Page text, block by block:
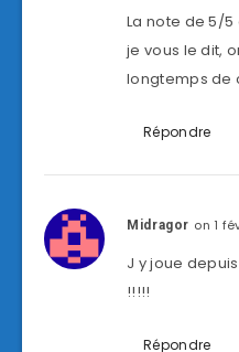
La note de 5/
je vous le dit,
longtemps de
Répondre
Midragor on 1
J y joue
!!!!!
Répondre